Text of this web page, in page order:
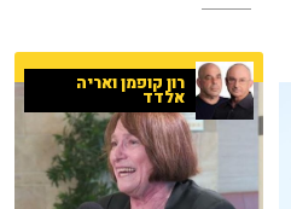
רון קופמן ואריה
אלדד